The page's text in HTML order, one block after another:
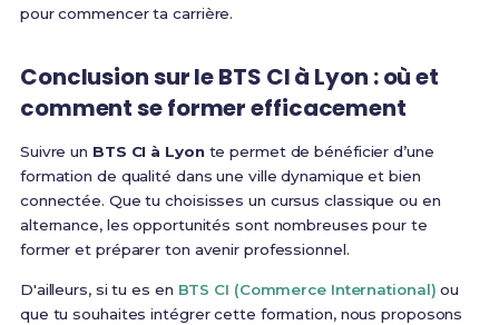
pour commencer ta carrière.
Conclusion sur le BTS CI à Lyon : où et
comment se former efficacement
Suivre un BTS CI à Lyonte permet de bénéficier d’une
formation de qualité dans une ville dynamique et bien
connectée. Que tu choisisses un cursus classique ou en
alternance, les opportunités sont nombreuses pour te
former et préparer ton avenir professionnel.
D'ailleurs, si tu es en BTS CI (Commerce International) ou
que tu souhaites intégrer cette formation, nous proposons